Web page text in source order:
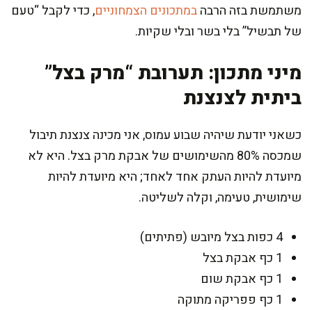
משתמשת בזה הרבהבמתכונים הצמחוניים, כדי לקבל “טעם
של תבשיל” בלי בשר ובלי שקיות.
מיני מתכון: תערובת “מרק בצל”
ביתית לצנצנת
כשאני יודעת שיהיה שבוע עמוס, אני מכינה צנצנת תיבול
שמכסה 80% מהשימושים של אבקת מרק בצל. היא לא
מיועדת להיות העתק אחד לאחד; היא מיועדת להיות
שימושית, טעימה, וקלה לשליטה.
4 כפות בצל מיובש (פתיתים)
1 כף אבקת בצל
1 כף אבקת שום
1 כף פפריקה מתוקה